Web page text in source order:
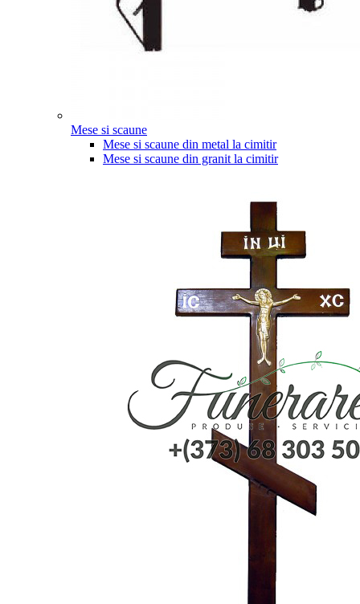
Mese si scaune
Mese si scaune din metal la cimitir
Mese si scaune din granit la cimitir